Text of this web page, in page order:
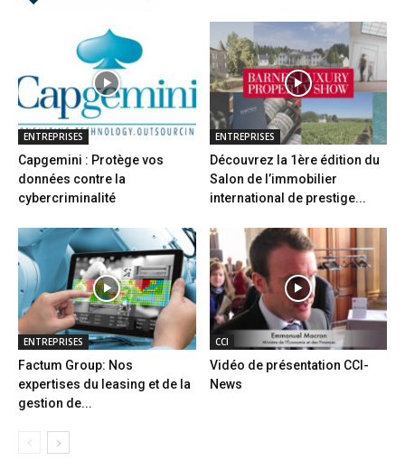
ENTREPRISES
Capgemini : Protège vos
données contre la
cybercriminalité
ENTREPRISES
Découvrez la 1ère édition du
Salon de l’immobilier
international de prestige...
ENTREPRISES
Factum Group: Nos
expertises du leasing et de la
gestion de...
CCI
Vidéo de présentation CCI-
News